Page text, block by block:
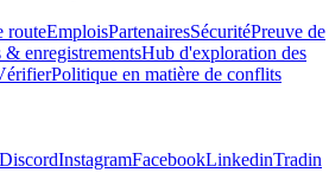
routeEmploisPartenairesSécuritéPreuve de
& enregistrementsHub d'exploration des
Politique en matière de conflits
DiscordInstagramFacebookLinkedinTradin